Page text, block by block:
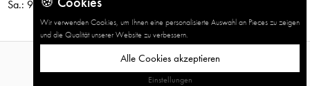
Sa.: 9.30-14.00 Uhr
© 2026 STEEN FASHION
Wir verwenden Cookies, um Ihnen eine personalisierte Auswahl an Pieces zu zeigen
und die Qualität unserer Website zu verbessern.
Alle Cookies akzeptieren
Einstellungen